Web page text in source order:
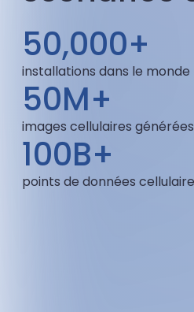
50,000+
installations dans le monde
50M+
images cellulaires
100B+
points de données